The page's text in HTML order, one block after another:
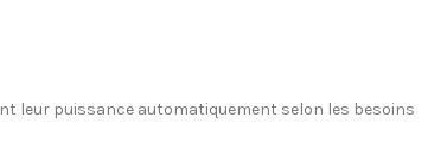
leur puissance automatiquement selon les besoins